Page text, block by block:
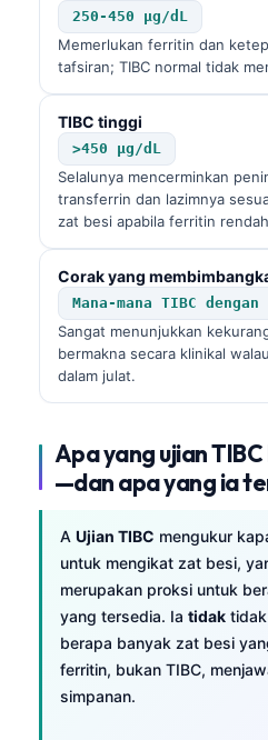
250-450 µg/dL
Memerlukan ferritin dan
tafsiran; TIBC normal tidak
TIBC tinggi
>450 µg/dL
Selalunya mencerminkan
transferrin dan lazimnya
zat besi apabila ferritin
Corak yang
Mana-mana TIBC
Sangat menunjukkan
bermakna secara klinikal
dalam julat.
Apa yang ujian
—dan apa yang ia
A Ujian TIBC mengukur
untuk mengikat zat besi,
merupakan proksi untuk
yang tersedia. Ia tidak
berapa banyak zat besi
ferritin, bukan TIBC,
simpanan.